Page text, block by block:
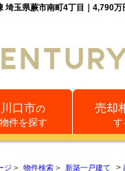
玉県蕨市南町4丁目｜4,790万
川口市の
物件を探す
売却
す
ジ > 物件検索 > 新築一戸建て >